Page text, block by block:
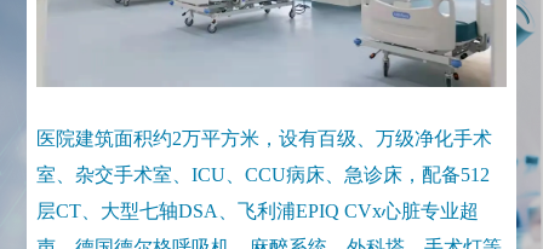
医院建筑面积约2万平方米，设有百级、万级净化手术
室、杂交手术室、ICU、CCU病床、急诊床，配备512
层CT、大型七轴DSA、飞利浦EPIQ CVx心脏专业超